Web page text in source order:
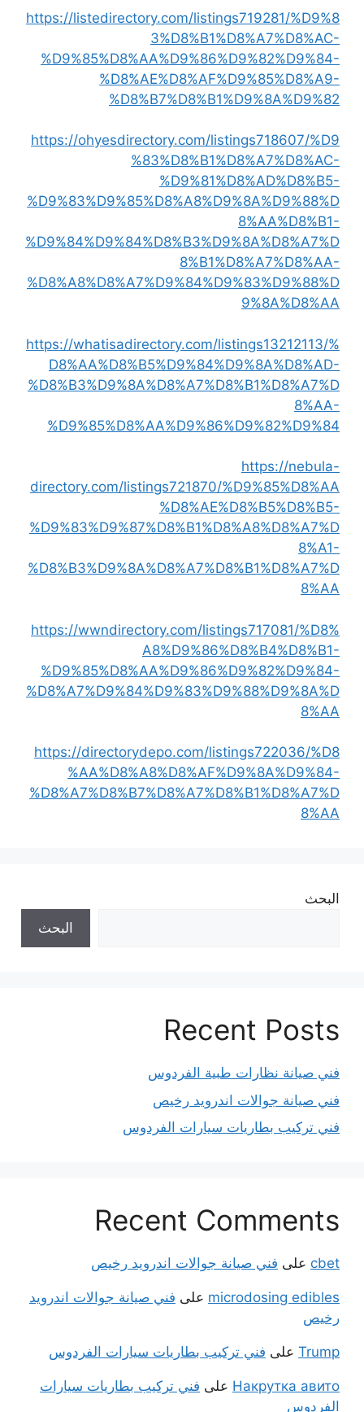
https://listedirectory.com/listings719281/%D9%8
3%D8%B1%D8%A7%D8%AC-
%D9%85%D8%AA%D9%86%D9%82%D9%84-
%D8%AE%D8%AF%D9%85%D8%A9-
%D8%B7%D8%B1%D9%8A%D9%82
https://ohyesdirectory.com/listings718607/%D9
%83%D8%B1%D8%A7%D8%AC-
%D9%81%D8%AD%D8%B5-
%D9%83%D9%85%D8%A8%D9%8A%D9%88%D
8%AA%D8%B1-
%D9%84%D9%84%D8%B3%D9%8A%D8%A7%D
8%B1%D8%A7%D8%AA-
%D8%A8%D8%A7%D9%84%D9%83%D9%88%D
9%8A%D8%AA
https://whatisadirectory.com/listings13212113/%
D8%AA%D8%B5%D9%84%D9%8A%D8%AD-
%D8%B3%D9%8A%D8%A7%D8%B1%D8%A7%D
8%AA-
%D9%85%D8%AA%D9%86%D9%82%D9%84
https://nebula-
directory.com/listings721870/%D9%85%D8%AA
%D8%AE%D8%B5%D8%B5-
%D9%83%D9%87%D8%B1%D8%A8%D8%A7%D
8%A1-
%D8%B3%D9%8A%D8%A7%D8%B1%D8%A7%D
8%AA
https://wwndirectory.com/listings717081/%D8%
A8%D9%86%D8%B4%D8%B1-
%D9%85%D8%AA%D9%86%D9%82%D9%84-
%D8%A7%D9%84%D9%83%D9%88%D9%8A%D
8%AA
https://directorydepo.com/listings722036/%D8
%AA%D8%A8%D8%AF%D9%8A%D9%84-
%D8%A7%D8%B7%D8%A7%D8%B1%D8%A7%D
8%AA
البحث
البحث
Recent Posts
فني صيانة نظارات طبية الفردوس
فني صيانة جوالات اندرويد رخيص
فني تركيب بطاريات سيارات الفردوس
Recent Comments
cbet على فني صيانة جوالات اندرويد رخيص
microdosing edibles على فني صيانة جوالات اندرويد
رخيص
Trump على فني تركيب بطاريات سيارات الفردوس
Накрутка авито على فني تركيب بطاريات سيارات
الفردوس